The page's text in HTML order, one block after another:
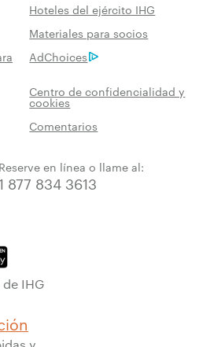
Hoteles del ejército IHG
Materiales para socios
AdChoices
Centro de confidencialidad y
cookies
Comentarios
Reserve en línea o llame al:
877 834 3613
IHG